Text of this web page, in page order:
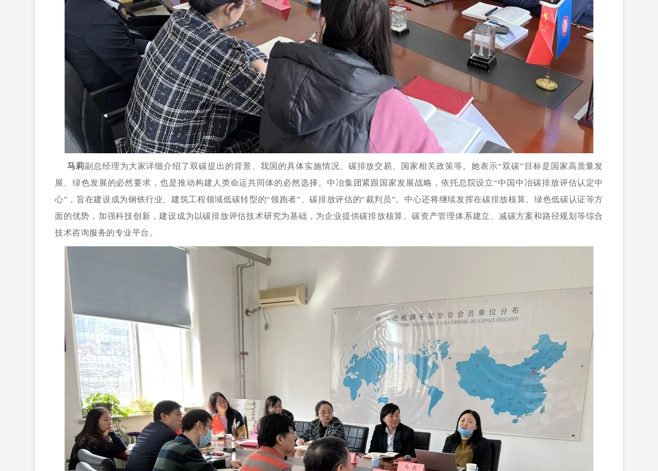
马莉副总经理为大家详细介绍了双碳提出的背景、我国的具体实施情况、碳排放交易、国家相关政策等。她表示“双碳”目标是国家高质量发
展、绿色发展的必然要求，也是推动构建人类命运共同体的必然选择。中冶集团紧跟国家发展战略，依托总院设立“中国中冶碳排放评估认定中
心”，旨在建设成为钢铁行业、建筑工程领域低碳转型的“领跑者”、碳排放评估的“裁判员”。中心还将继续发挥在碳排放核算、绿色低碳认证等方
面的优势，加强科技创新，建设成为以碳排放评估技术研究为基础，为企业提供碳排放核算、碳资产管理体系建立、减碳方案和路径规划等综合
技术咨询服务的专业平台。